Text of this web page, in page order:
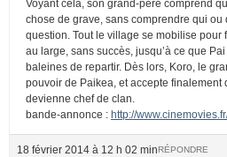
Voyant cela, son grand-père comprend
chose de grave, sans comprendre qui ou
question. Tout le village se mobilise pour
au large, sans succès, jusqu’à ce que
baleines de repartir. Dès lors, Koro, le
pouvoir de Paikea, et accepte finalement
devienne chef de clan.
bande-annonce : http://
18 février 2014 à 12 h 02 minRÉPONDRE